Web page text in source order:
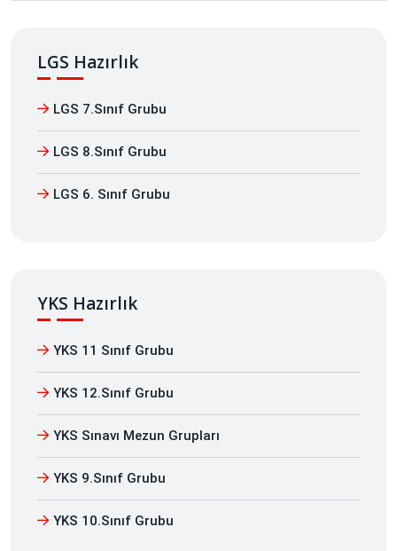
LGS Hazırlık
LGS 7.Sınıf Grubu
LGS 8.Sınıf Grubu
LGS 6. Sınıf Grubu
YKS Hazırlık
YKS 11 Sınıf Grubu
YKS 12.Sınıf Grubu
YKS Sınavı Mezun Grupları
YKS 9.Sınıf Grubu
YKS 10.Sınıf Grubu